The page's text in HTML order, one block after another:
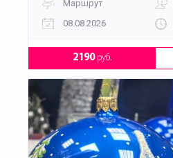
Маршрут
08.08.2026
2190руб.